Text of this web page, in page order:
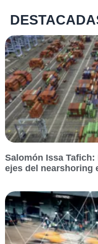
Salomón Issa Tafich:
ejes del nearshoring